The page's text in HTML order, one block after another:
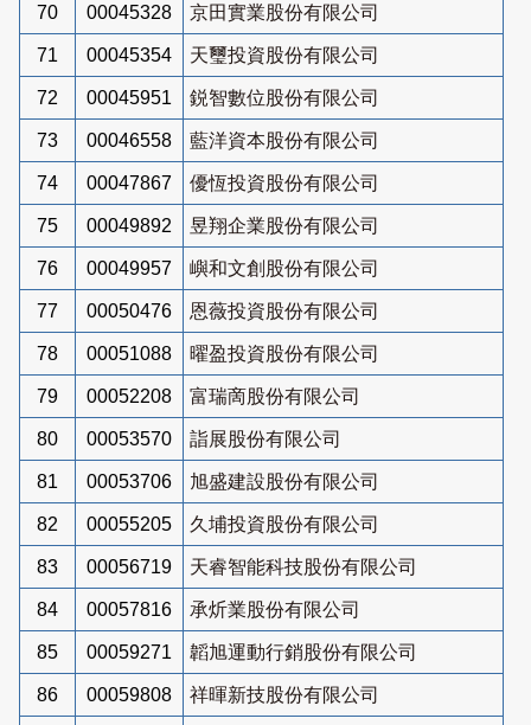
70 00045328 京田實業股份有限公司
71 00045354 天璽投資股份有限公司
72 00045951 鋭智數位股份有限公司
73 00046558 藍洋資本股份有限公司
74 00047867 優恆投資股份有限公司
75 00049892 昱翔企業股份有限公司
76 00049957 嶼和文創股份有限公司
77 00050476 恩薇投資股份有限公司
78 00051088 曜盈投資股份有限公司
79 00052208 富瑞啇股份有限公司
80 00053570 詣展股份有限公司
81 00053706 旭盛建設股份有限公司
82 00055205 久埔投資股份有限公司
83 00056719 天睿智能科技股份有限公司
84 00057816 承炘業股份有限公司
85 00059271 韜旭運動行銷股份有限公司
86 00059808 祥暉新技股份有限公司